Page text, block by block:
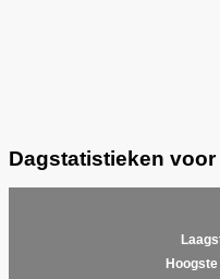
Dagstatistieken